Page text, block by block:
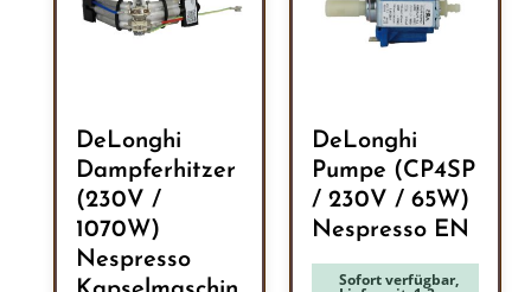
DeLonghi
Dampferhitzer
(230V /
1070W)
Nespresso
DeLonghi
Pumpe (CP4SP
/ 230V / 65W)
Nespresso EN
Sofort verfügbar,